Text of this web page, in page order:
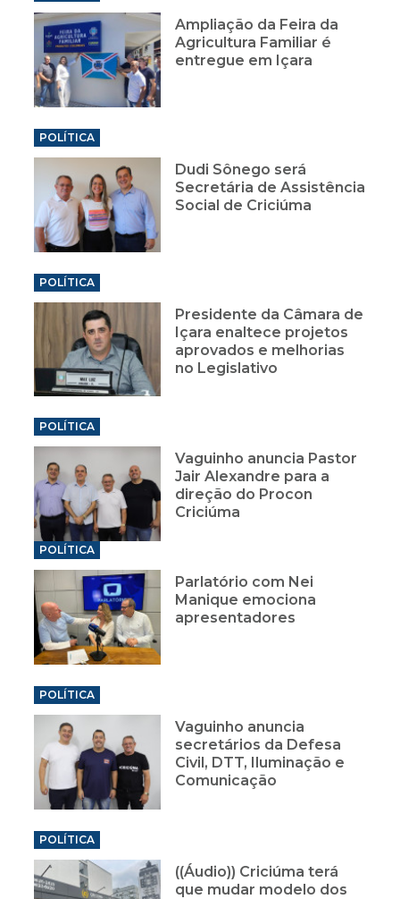
Ampliação da Feira da
Agricultura Familiar é
entregue em Içara
POLÍTICA
Dudi Sônego será
Secretária de Assistência
Social de Criciúma
POLÍTICA
Presidente da Câmara de
Içara enaltece projetos
aprovados e melhorias
no Legislativo
POLÍTICA
Vaguinho anuncia Pastor
Jair Alexandre para a
direção do Procon
Criciúma
POLÍTICA
Parlatório com Nei
Manique emociona
apresentadores
POLÍTICA
Vaguinho anuncia
secretários da Defesa
Civil, DTT, Iluminação e
Comunicação
POLÍTICA
((Áudio)) Criciúma terá
que mudar modelo dos